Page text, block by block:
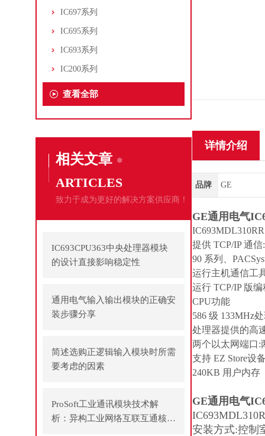
IC697系列
IC695系列
IC693系列
IC200系列
查看全部
相关文章
ARTICLES
致力于成为更好的解决方案供应商！
IC693CPU363中央处理器模块
的设计直接影响稳定性
通用电气输入输出模块的正确安
装步骤分享
简述选购正逻辑输入模块时所需
要考虑的因素
ProSoft工业通讯模块技术解
析：异构工业网络互联互通核心
详情介绍
品牌 GE
GE通用电气
提供 TCP/IP 通信:
90 系列、
运行主机通信工
运行 TCP/IP 版
CPU功能
586 级 133MHz
处理器提供的高
两个以太网端口:
支持 EZ Store设
240KB 用户内存
GE通用电气
安装方式:控制